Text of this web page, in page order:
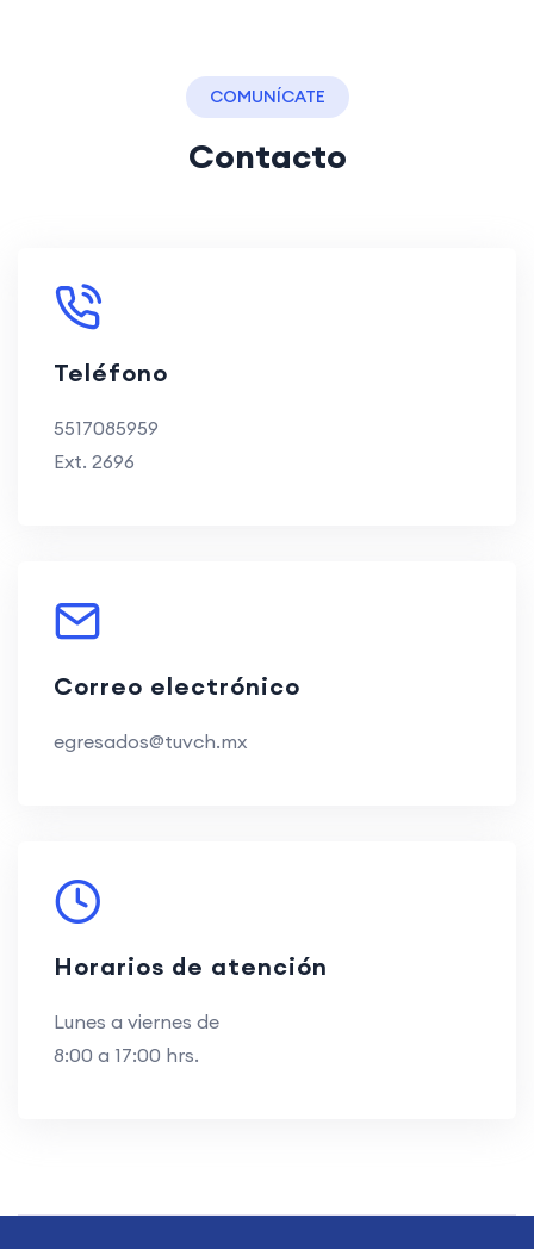
COMUNÍCATE
Contacto
Teléfono
5517085959
Ext. 2696
Correo electrónico
egresados@tuvch.mx
Horarios de atención
Lunes a viernes de
8:00 a 17:00 hrs.